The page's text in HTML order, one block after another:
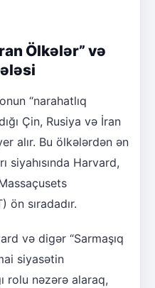
Ölkələr” və
“narahatlıq
Çin, Rusiya və İran
alır. Bu ölkələrdən ən
siyahısında Harvard,
ön sıradadır.
və digər “Sarmaşıq
siyasətin
rolu nəzərə alaraq,